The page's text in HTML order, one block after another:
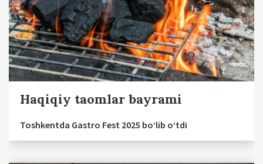
Haqiqiy taomlar bayrami
Toshkentda Gastro Fest 2025 bo‘lib o‘tdi